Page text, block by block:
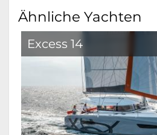
Ähnliche Yachten
Excess 14